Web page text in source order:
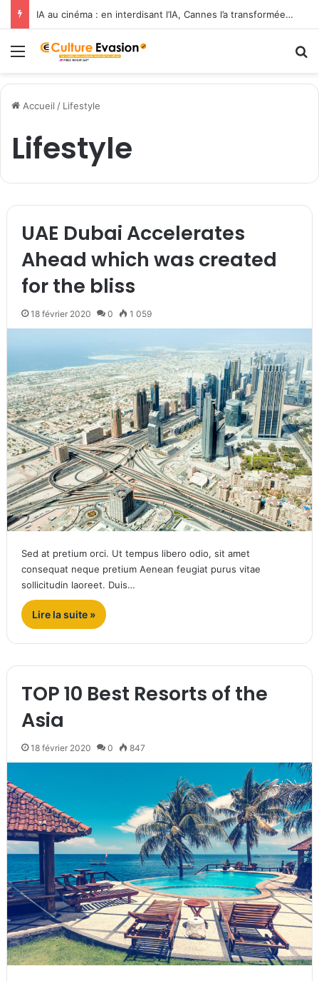
IA au cinéma : en interdisant l’IA, Cannes l’a transformée en label de luxe
Menu
Accueil / Lifestyle
Lifestyle
UAE Dubai Accelerates
Ahead which was created
for the bliss
18 février 2020 0 1 059
Sed at pretium orci. Ut tempus libero odio, sit amet
consequat neque pretium Aenean feugiat purus vitae
sollicitudin laoreet. Duis…
Lire la suite »
TOP 10 Best Resorts of the
Asia
18 février 2020 0 847